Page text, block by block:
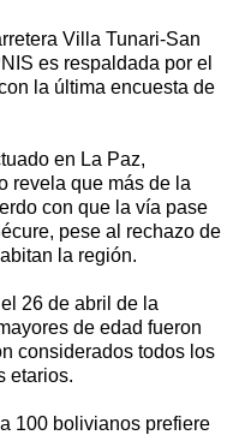
Villa Tunari-San
es respaldada por el
la última encuesta de
en La Paz,
revela que más de la
con que la vía pase
pese al rechazo de
la región.
26 de abril de la
de edad fueron
considerados todos los
etarios.
100 bolivianos prefiere